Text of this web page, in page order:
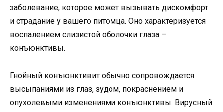
заболевание, которое может вызывать дискомфорт
и страдание у вашего питомца. Оно характеризуется
воспалением слизистой оболочки глаза –
конъюнктивы.
Гнойный конъюнктивит обычно сопровождается
высыпаниями из глаз, зудом, покраснением и
опухолевыми изменениями конъюнктивы. Вирусный